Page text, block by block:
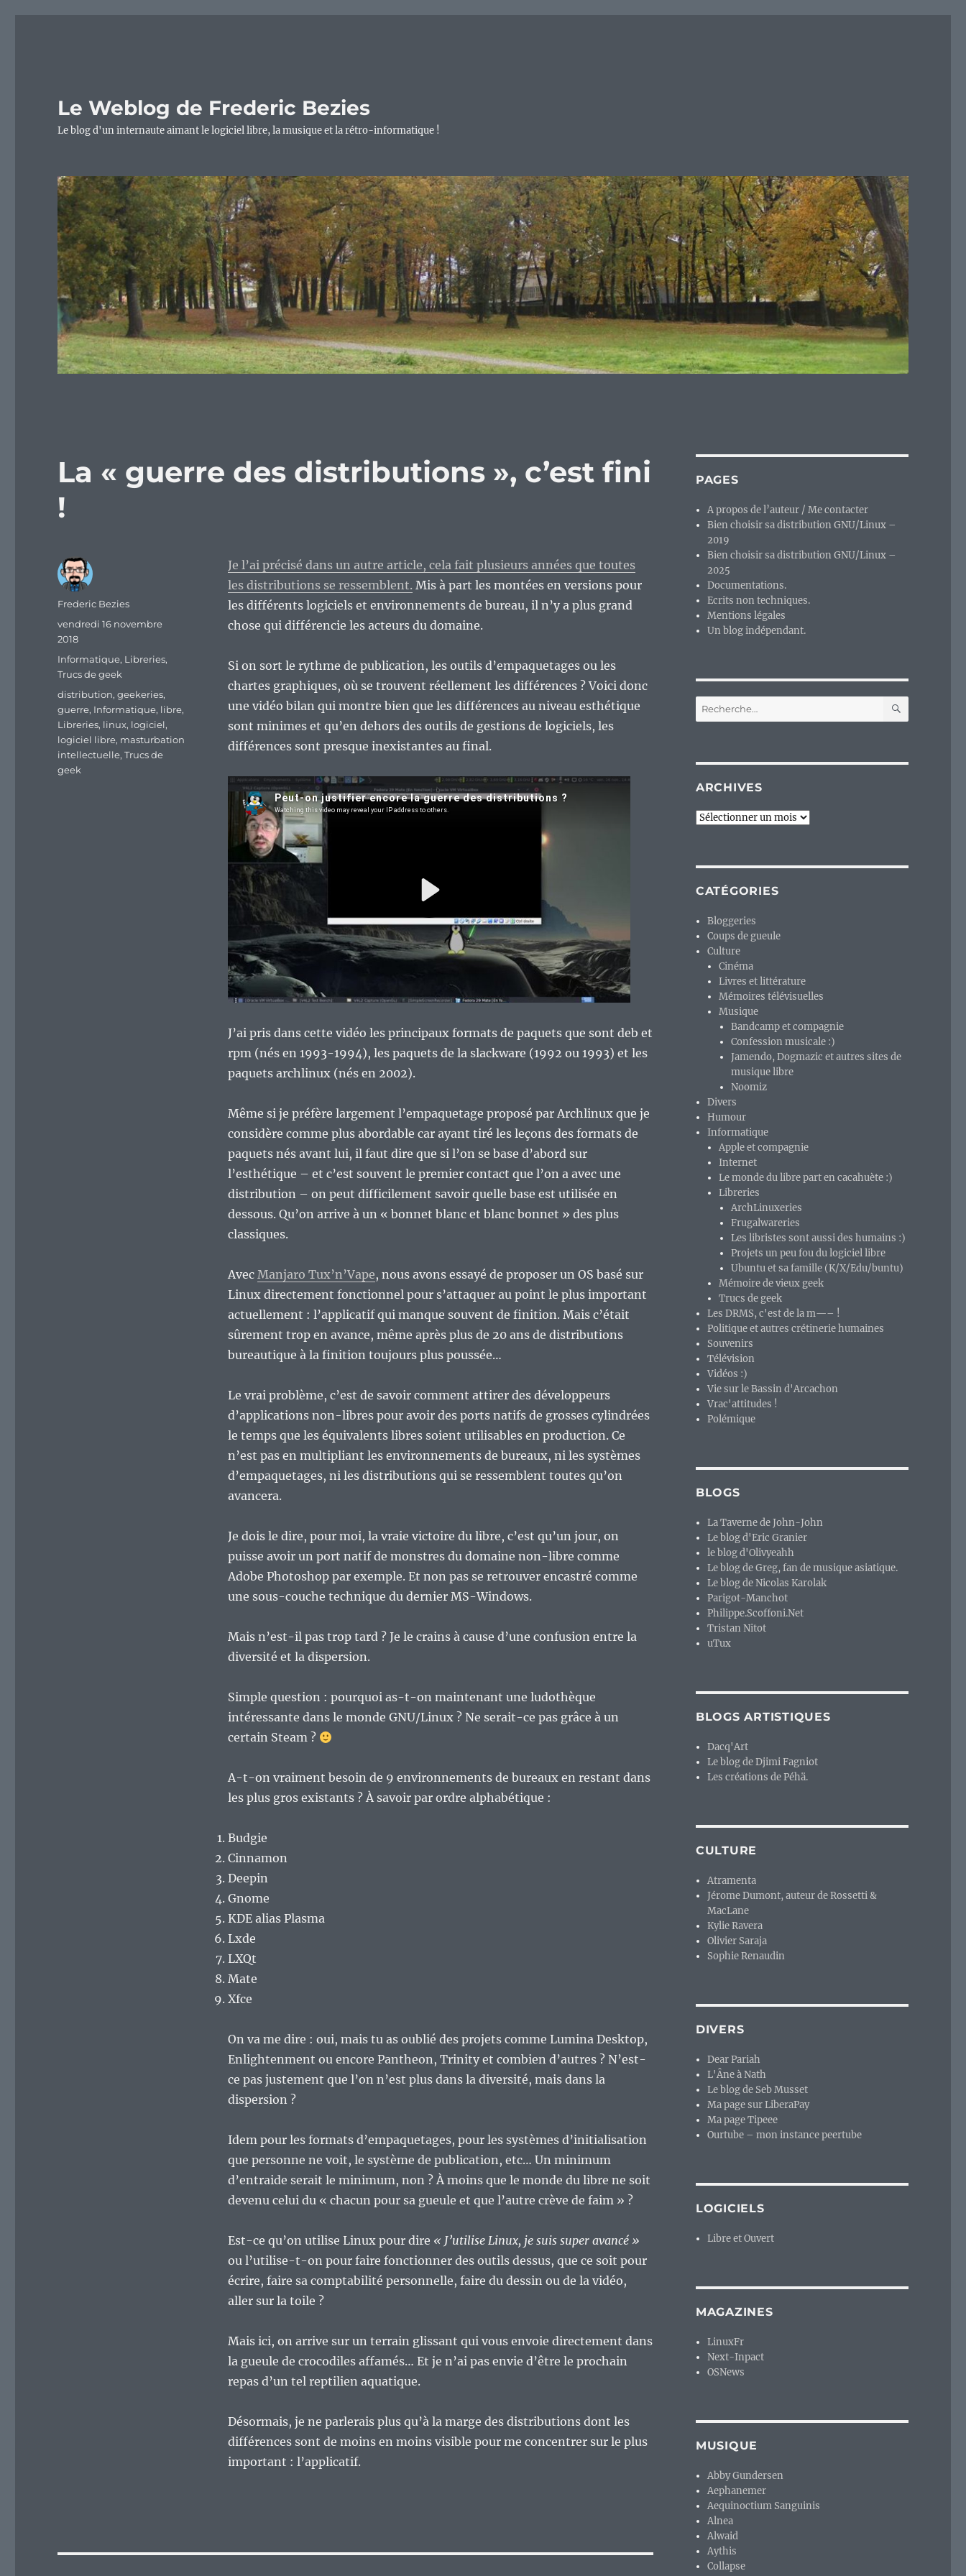
Le Weblog de Frederic Bezies
Le blog d'un internaute aimant le logiciel libre, la musique et la rétro-informatique !
La « guerre des distributions », c’est fini
!
Je l’ai précisé dans un autre article, cela fait plusieurs années que toutes
les distributions se ressemblent. Mis à part les montées en versions pour
les différents logiciels et environnements de bureau, il n’y a plus grand
chose qui différencie les acteurs du domaine.
Si on sort le rythme de publication, les outils d’empaquetages ou les
chartes graphiques, où se trouvent réellement les différences ? Voici donc
une vidéo bilan qui montre bien que les différences au niveau esthétique
sont minimes et qu’en dehors des outils de gestions de logiciels, les
différences sont presque inexistantes au final.
J’ai pris dans cette vidéo les principaux formats de paquets que sont deb et
rpm (nés en 1993-1994), les paquets de la slackware (1992 ou 1993) et les
paquets archlinux (nés en 2002).
Même si je préfère largement l’empaquetage proposé par Archlinux que je
considère comme plus abordable car ayant tiré les leçons des formats de
paquets nés avant lui, il faut dire que si l’on se base d’abord sur
l’esthétique – et c’est souvent le premier contact que l’on a avec une
distribution – on peut difficilement savoir quelle base est utilisée en
dessous. Qu’on arrive à un « bonnet blanc et blanc bonnet » des plus
classiques.
Avec Manjaro Tux’n’Vape, nous avons essayé de proposer un OS basé sur
Linux directement fonctionnel pour s’attaquer au point le plus important
actuellement : l’applicatif qui manque souvent de finition. Mais c’était
sûrement trop en avance, même après plus de 20 ans de distributions
bureautique à la finition toujours plus poussée…
Le vrai problème, c’est de savoir comment attirer des développeurs
d’applications non-libres pour avoir des ports natifs de grosses cylindrées
le temps que les équivalents libres soient utilisables en production. Ce
n’est pas en multipliant les environnements de bureaux, ni les systèmes
d’empaquetages, ni les distributions qui se ressemblent toutes qu’on
avancera.
Je dois le dire, pour moi, la vraie victoire du libre, c’est qu’un jour, on
puisse avoir un port natif de monstres du domaine non-libre comme
Adobe Photoshop par exemple. Et non pas se retrouver encastré comme
une sous-couche technique du dernier MS-Windows.
Mais n’est-il pas trop tard ? Je le crains à cause d’une confusion entre la
diversité et la dispersion.
Simple question : pourquoi as-t-on maintenant une ludothèque
intéressante dans le monde GNU/Linux ? Ne serait-ce pas grâce à un
certain Steam ?
A-t-on vraiment besoin de 9 environnements de bureaux en restant dans
les plus gros existants ? À savoir par ordre alphabétique :
Budgie
Cinnamon
Deepin
Gnome
KDE alias Plasma
Lxde
LXQt
Mate
Xfce
On va me dire : oui, mais tu as oublié des projets comme Lumina Desktop,
Enlightenment ou encore Pantheon, Trinity et combien d’autres ? N’est-
ce pas justement que l’on n’est plus dans la diversité, mais dans la
dispersion ?
Idem pour les formats d’empaquetages, pour les systèmes d’initialisation
que personne ne voit, le système de publication, etc… Un minimum
d’entraide serait le minimum, non ? À moins que le monde du libre ne soit
devenu celui du « chacun pour sa gueule et que l’autre crève de faim » ?
Est-ce qu’on utilise Linux pour dire « J’utilise Linux, je suis super avancé »
ou l’utilise-t-on pour faire fonctionner des outils dessus, que ce soit pour
écrire, faire sa comptabilité personnelle, faire du dessin ou de la vidéo,
aller sur la toile ?
Mais ici, on arrive sur un terrain glissant qui vous envoie directement dans
la gueule de crocodiles affamés… Et je n’ai pas envie d’être le prochain
repas d’un tel reptilien aquatique.
Désormais, je ne parlerais plus qu’à la marge des distributions dont les
différences sont de moins en moins visible pour me concentrer sur le plus
important : l’applicatif.
Auteur
Frederic Bezies
Publié
le
vendredi 16 novembre
2018
Catégories
Informatique, Libreries,
Trucs de geek
Étiquettes
distribution,geekeries,
guerre, Informatique, libre,
Libreries, linux, logiciel,
logiciel libre, masturbation
intellectuelle,Trucs de
geek
PAGES
A propos de l’auteur / Me contacter
Bien choisir sa distribution GNU/Linux –
2019
Bien choisir sa distribution GNU/Linux –
2025
Documentations.
Ecrits non techniques.
Mentions légales
Un blog indépendant.
Recherche
pour :
ARCHIVES
Archives
CATÉGORIES
Bloggeries
Coups de gueule
Culture
Cinéma
Livres et littérature
Mémoires télévisuelles
Musique
Bandcamp et compagnie
Confession musicale :)
Jamendo, Dogmazic et autres sites de
musique libre
Noomiz
Divers
Humour
Informatique
Apple et compagnie
Internet
Le monde du libre part en cacahuète :)
Libreries
ArchLinuxeries
Frugalwareries
Les libristes sont aussi des humains :)
Projets un peu fou du logiciel libre
Ubuntu et sa famille (K/X/Edu/buntu)
Mémoire de vieux geek
Trucs de geek
Les DRMS, c'est de la m—– !
Politique et autres crétinerie humaines
Souvenirs
Télévision
Vidéos :)
Vie sur le Bassin d'Arcachon
Vrac'attitudes !
Polémique
BLOGS
La Taverne de John-John
Le blog d'Eric Granier
le blog d'Olivyeahh
Le blog de Greg, fan de musique asiatique.
Le blog de Nicolas Karolak
Parigot-Manchot
Philippe.Scoffoni.Net
Tristan Nitot
uTux
BLOGS ARTISTIQUES
Dacq'Art
Le blog de Djimi Fagniot
Les créations de Péhä.
CULTURE
Atramenta
Jérome Dumont, auteur de Rossetti &
MacLane
Kylie Ravera
Olivier Saraja
Sophie Renaudin
DIVERS
Dear Pariah
L'Âne à Nath
Le blog de Seb Musset
Ma page sur LiberaPay
Ma page Tipeee
Ourtube – mon instance peertube
LOGICIELS
Libre et Ouvert
MAGAZINES
LinuxFr
Next-Inpact
OSNews
MUSIQUE
Abby Gundersen
Aephanemer
Aequinoctium Sanguinis
Alnea
Alwaid
Aythis
Collapse